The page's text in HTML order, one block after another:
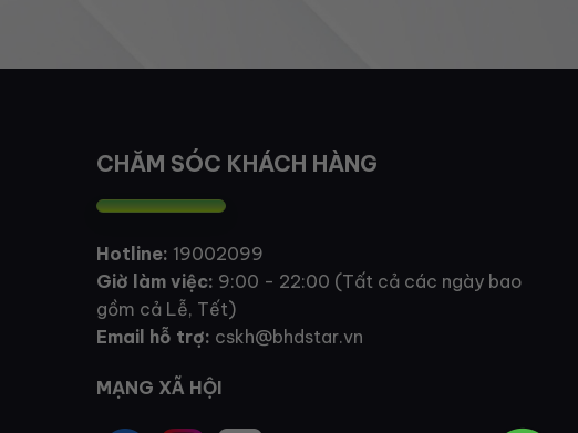
CHĂM SÓC KHÁCH HÀNG
Hotline: 19002099
Giờ làm việc: 9:00 - 22:00 (Tất cả các ngày bao
gồm cả Lễ, Tết)
Email hỗ trợ: cskh@bhdstar.vn
MẠNG XÃ HỘI